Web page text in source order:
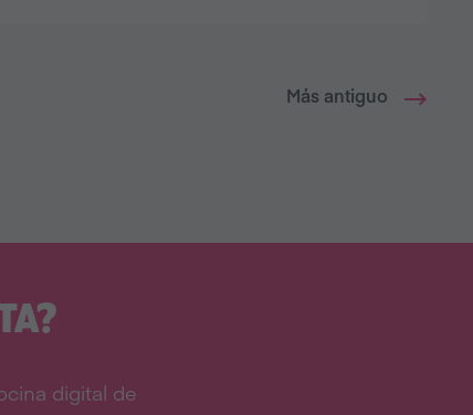
Más antiguo
digital de